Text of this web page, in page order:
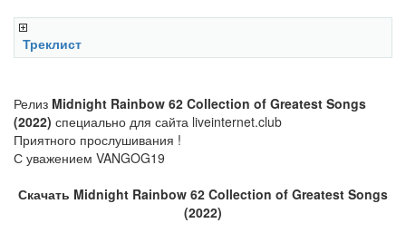
Треклист
Релиз Midnight Rainbow 62 Collection of Greatest Songs
(2022) специально для сайта liveinternet.club
Приятного прослушивания !
С уважением VANGOG19
Скачать Midnight Rainbow 62 Collection of Greatest Songs
(2022)